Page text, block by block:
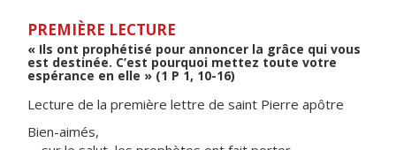
PREMIÈRE LECTURE
« Ils ont prophétisé pour annoncer la grâce qui vous
est destinée. C’est pourquoi mettez toute votre
espérance en elle » (1 P 1, 10-16)
Lecture de la première lettre de saint Pierre apôtre
Bien-aimés,